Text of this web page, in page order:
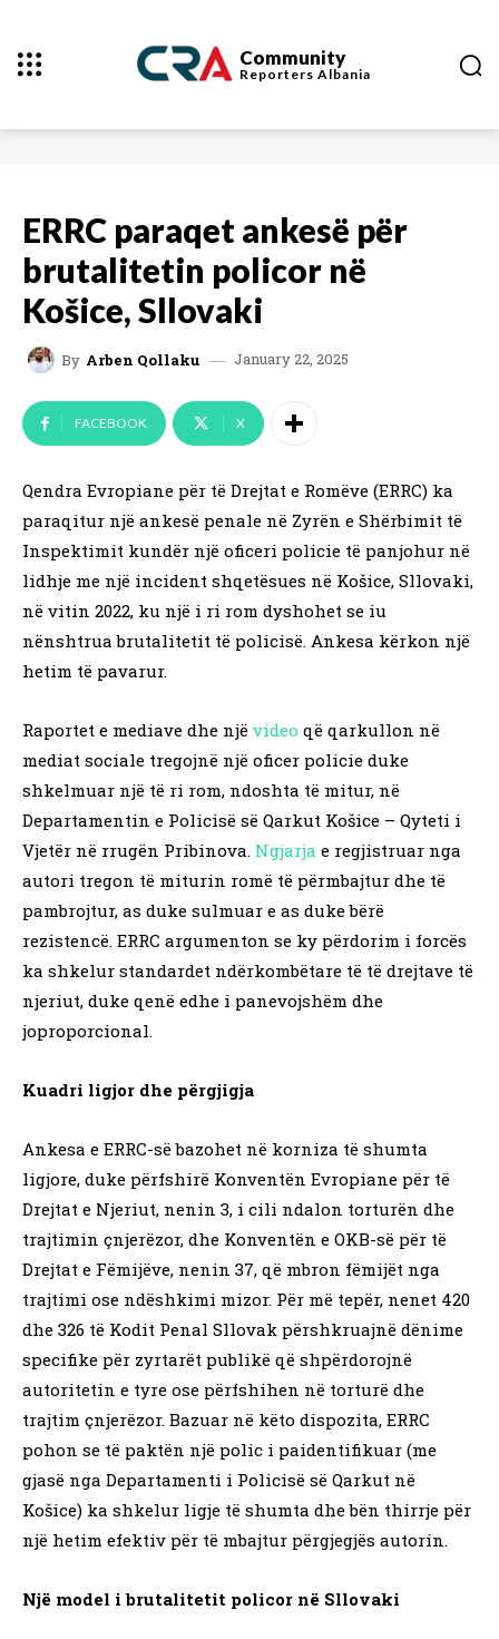
Community
Reporters Albania
ERRC paraqet ankesë për
brutalitetin policor në
Košice, Sllovaki
By Arben Qollaku January 22, 2025
FACEBOOK X
Qendra Evropiane për të Drejtat e Romëve (ERRC) ka
paraqitur një ankesë penale në Zyrën e Shërbimit të
Inspektimit kundër një oficeri policie të panjohur në
lidhje me një incident shqetësues në Košice, Sllovaki,
në vitin 2022, ku një i ri rom dyshohet se iu
nënshtrua brutalitetit të policisë. Ankesa kërkon një
hetim të pavarur.
Raportet e mediave dhe një video që qarkullon në
mediat sociale tregojnë një oficer policie duke
shkelmuar një të ri rom, ndoshta të mitur, në
Departamentin e Policisë së Qarkut Košice – Qyteti i
Vjetër në rrugën Pribinova. Ngjarja e regjistruar nga
autori tregon të miturin romë të përmbajtur dhe të
pambrojtur, as duke sulmuar e as duke bërë
rezistencë. ERRC argumenton se ky përdorim i forcës
ka shkelur standardet ndërkombëtare të të drejtave të
njeriut, duke qenë edhe i panevojshëm dhe
joproporcional.
Kuadri ligjor dhe përgjigja
Ankesa e ERRC-së bazohet në korniza të shumta
ligjore, duke përfshirë Konventën Evropiane për të
Drejtat e Njeriut, nenin 3, i cili ndalon torturën dhe
trajtimin çnjerëzor, dhe Konventën e OKB-së për të
Drejtat e Fëmijëve, nenin 37, që mbron fëmijët nga
trajtimi ose ndëshkimi mizor. Për më tepër, nenet 420
dhe 326 të Kodit Penal Sllovak përshkruajnë dënime
specifike për zyrtarët publikë që shpërdorojnë
autoritetin e tyre ose përfshihen në torturë dhe
trajtim çnjerëzor. Bazuar në këto dispozita, ERRC
pohon se të paktën një polic i paidentifikuar (me
gjasë nga Departamenti i Policisë së Qarkut në
Košice) ka shkelur ligje të shumta dhe bën thirrje për
një hetim efektiv për të mbajtur përgjegjës autorin.
Një model i brutalitetit policor në Sllovaki